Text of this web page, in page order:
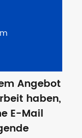
Angebot
haben,
E-Mail